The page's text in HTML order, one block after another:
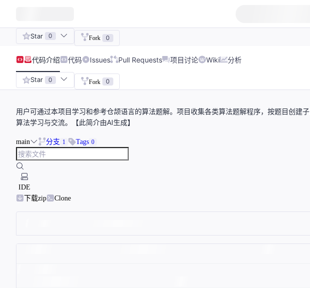
Star 0 Fork 0
代码介绍 代码 Issues Pull Requests 项目讨论 Wiki 分析
Star 0 Fork 0
用户可通过本项目学习和参考仓颉语言的算法题解。项目收集各类算法题解程序，按题目创建
算法学习与交流。【此简介由AI生成】
main 分支 1 Tags 0
IDE
下载zip
Clone